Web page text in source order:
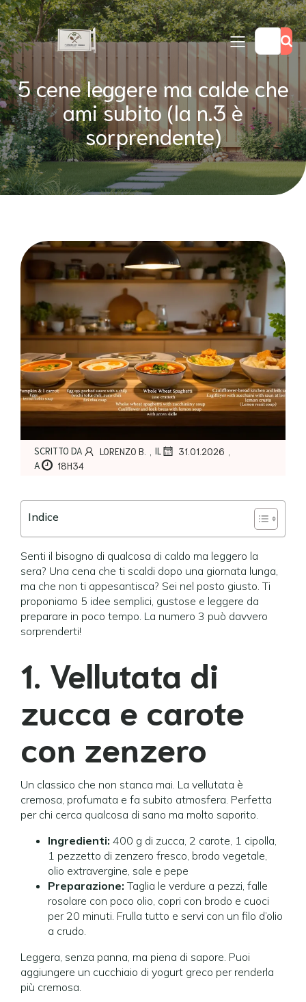
5 cene leggere ma calde che
ami subito (la n.3 è
sorprendente)
SCRITTO DA LORENZO B. , IL 31.01.2026 ,
A 18H34
Indice
Senti il bisogno di qualcosa di caldo ma leggero la
sera? Una cena che ti scaldi dopo una giornata lunga,
ma che non ti appesantisca? Sei nel posto giusto. Ti
proponiamo 5 idee semplici, gustose e leggere da
preparare in poco tempo. La numero 3 può davvero
sorprenderti!
1. Vellutata di
zucca e carote
con zenzero
Un classico che non stanca mai. La vellutata è
cremosa, profumata e fa subito atmosfera. Perfetta
per chi cerca qualcosa di sano ma molto saporito.
Ingredienti: 400 g di zucca, 2 carote, 1 cipolla,
1 pezzetto di zenzero fresco, brodo vegetale,
olio extravergine, sale e pepe
Preparazione: Taglia le verdure a pezzi, falle
rosolare con poco olio, copri con brodo e cuoci
per 20 minuti. Frulla tutto e servi con un filo d’olio
a crudo.
Leggera, senza panna, ma piena di sapore. Puoi
aggiungere un cucchiaio di yogurt greco per renderla
più cremosa.